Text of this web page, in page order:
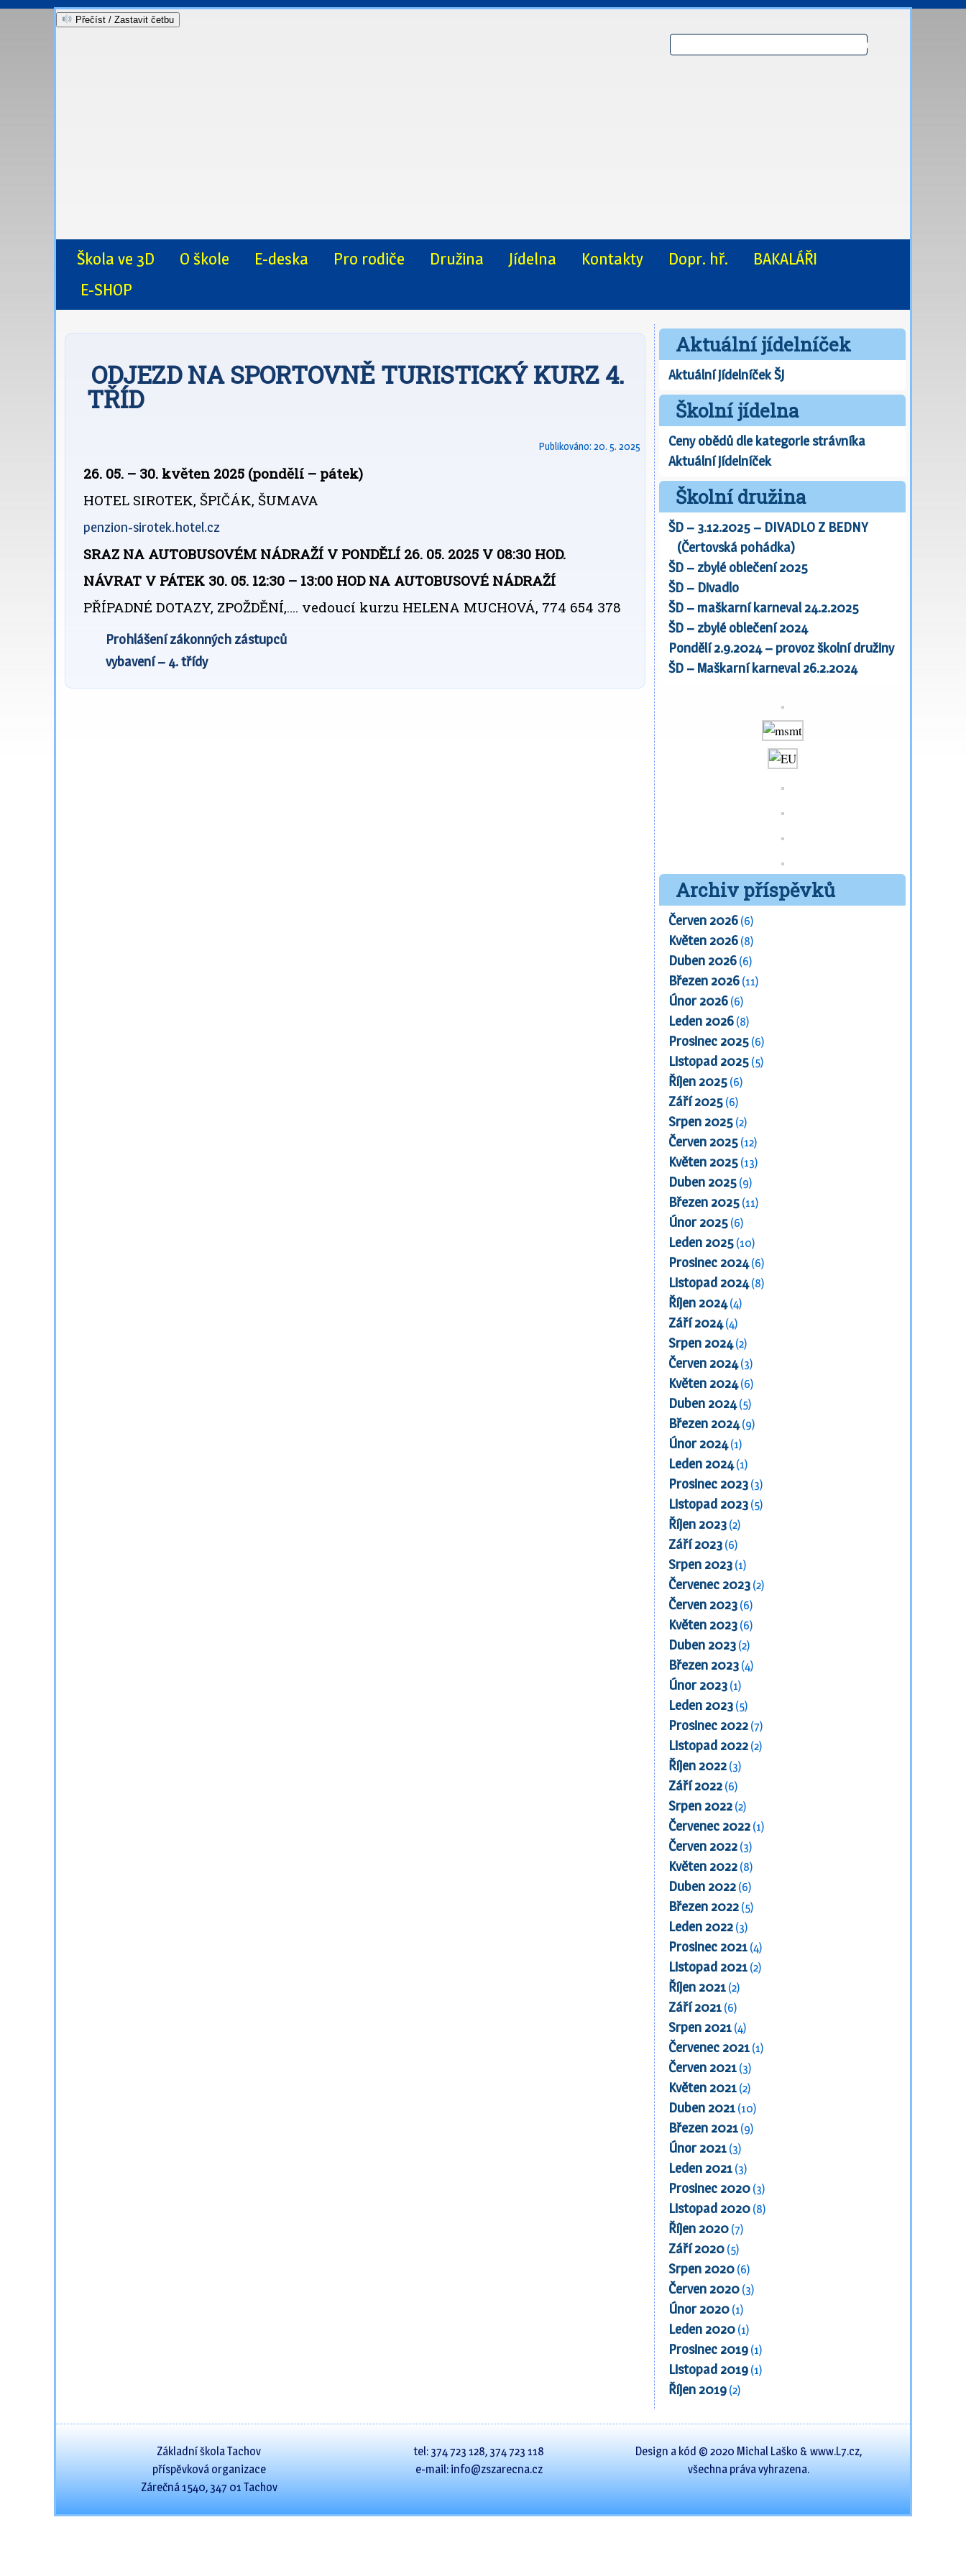
Přečíst / Zastavit četbu
Škola ve 3D O škole E-deska Pro rodiče Družina Jídelna Kontakty Dopr. hř.
BAKALÁŘI
E-SHOP
ODJEZD NA SPORTOVNĚ TURISTICKÝ KURZ 4.
TŘÍD
Publikováno: 20. 5. 2025
26. 05. – 30. květen 2025 (pondělí – pátek)
HOTEL SIROTEK, ŠPIČÁK, ŠUMAVA
penzion-sirotek.hotel.cz
SRAZ NA AUTOBUSOVÉM NÁDRAŽÍ V PONDĚLÍ 26. 05. 2025 V 08:30 HOD.
NÁVRAT V PÁTEK 30. 05. 12:30 – 13:00 HOD NA AUTOBUSOVÉ NÁDRAŽÍ
PŘÍPADNÉ DOTAZY, ZPOŽDĚNÍ,…. vedoucí kurzu HELENA MUCHOVÁ, 774 654 378
Prohlášení zákonných zástupců
vybavení – 4. třídy
Aktuální jídelníček
Aktuální jídelníček ŠJ
Školní jídelna
Ceny obědů dle kategorie strávníka
Aktuální jídelníček
Školní družina
ŠD – 3.12.2025 – DIVADLO Z BEDNY
(Čertovská pohádka)
ŠD – zbylé oblečení 2025
ŠD – Divadlo
ŠD – maškarní karneval 24.2.2025
ŠD – zbylé oblečení 2024
Pondělí 2.9.2024 – provoz školní družiny
ŠD – Maškarní karneval 26.2.2024
Archiv příspěvků
Červen 2026 (6)
Květen 2026 (8)
Duben 2026 (6)
Březen 2026 (11)
Únor 2026 (6)
Leden 2026 (8)
Prosinec 2025 (6)
Listopad 2025 (5)
Říjen 2025 (6)
Září 2025 (6)
Srpen 2025 (2)
Červen 2025 (12)
Květen 2025 (13)
Duben 2025 (9)
Březen 2025 (11)
Únor 2025 (6)
Leden 2025 (10)
Prosinec 2024(6)
Listopad 2024(8)
Říjen 2024(4)
Září 2024(4)
Srpen 2024(2)
Červen 2024(3)
Květen 2024(6)
Duben 2024(5)
Březen 2024(9)
Únor 2024(1)
Leden 2024(1)
Prosinec 2023 (3)
Listopad 2023 (5)
Říjen 2023 (2)
Září 2023 (6)
Srpen 2023 (1)
Červenec 2023 (2)
Červen 2023 (6)
Květen 2023 (6)
Duben 2023 (2)
Březen 2023 (4)
Únor 2023 (1)
Leden 2023 (5)
Prosinec 2022 (7)
Listopad 2022 (2)
Říjen 2022 (3)
Září 2022 (6)
Srpen 2022 (2)
Červenec 2022 (1)
Červen 2022 (3)
Květen 2022 (8)
Duben 2022 (6)
Březen 2022 (5)
Leden 2022 (3)
Prosinec 2021 (4)
Listopad 2021 (2)
Říjen 2021 (2)
Září 2021 (6)
Srpen 2021 (4)
Červenec 2021 (1)
Červen 2021 (3)
Květen 2021 (2)
Duben 2021 (10)
Březen 2021 (9)
Únor 2021 (3)
Leden 2021 (3)
Prosinec 2020 (3)
Listopad 2020 (8)
Říjen 2020 (7)
Září 2020 (5)
Srpen 2020 (6)
Červen 2020 (3)
Únor 2020 (1)
Leden 2020 (1)
Prosinec 2019 (1)
Listopad 2019 (1)
Říjen 2019 (2)
Základní škola Tachov
příspěvková organizace
Zárečná 1540, 347 01 Tachov
tel: 374 723 128, 374 723 118
e-mail: info@zszarecna.cz
Design a kód © 2020 Michal Laško & www.L7.cz,
všechna práva vyhrazena.